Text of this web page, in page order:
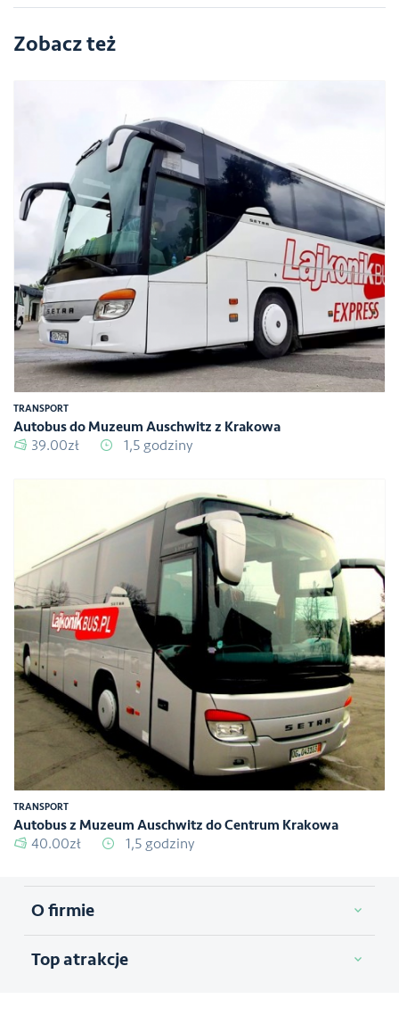
Zobacz też
TRANSPORT
Autobus do Muzeum Auschwitz z Krakowa
39.00zł 1,5 godziny
TRANSPORT
Autobus z Muzeum Auschwitz do Centrum Krakowa
40.00zł 1,5 godziny
O firmie
Top atrakcje